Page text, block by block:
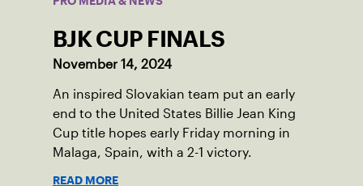
BJK CUP FINALS
November 14, 2024
An inspired Slovakian team put an early
end to the United States Billie Jean King
Cup title hopes early Friday morning in
Malaga, Spain, with a 2-1 victory.
READ MORE